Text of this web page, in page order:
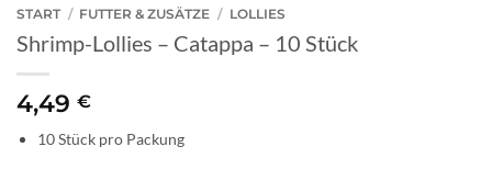
START / FUTTER & ZUSÄTZE / LOLLIES
Shrimp-Lollies – Catappa – 10 Stück
4,49 €
10 Stück pro Packung